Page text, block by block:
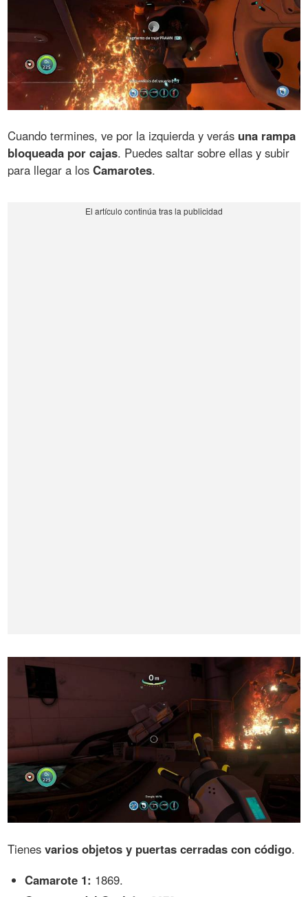
Cuando termines, ve por la izquierda y verás una rampa
bloqueada por cajas. Puedes saltar sobre ellas y subir
para llegar a losCamarotes.
Tienesvarios objetos y puertas cerradas con código.
Camarote 1: 1869.